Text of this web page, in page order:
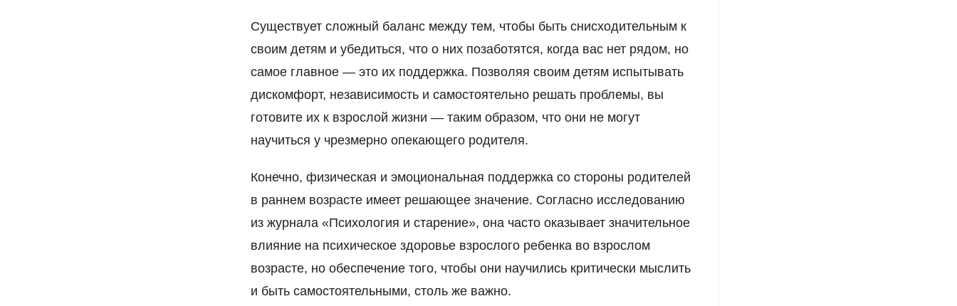
Существует сложный баланс между тем, чтобы быть снисходительным к
своим детям и убедиться, что о них позаботятся, когда вас нет рядом, но
самое главное — это их поддержка. Позволяя своим детям испытывать
дискомфорт, независимость и самостоятельно решать проблемы, вы
готовите их к взрослой жизни — таким образом, что они не могут
научиться у чрезмерно опекающего родителя.
Конечно, физическая и эмоциональная поддержка со стороны родителей
в раннем возрасте имеет решающее значение. Согласно исследованию
из журнала «Психология и старение», она часто оказывает значительное
влияние на психическое здоровье взрослого ребенка во взрослом
возрасте, но обеспечение того, чтобы они научились критически мыслить
и быть самостоятельными, столь же важно.